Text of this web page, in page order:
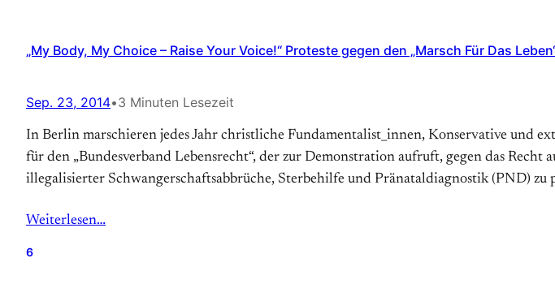
„My Body, My Choice – Raise Your Voice!“ Proteste gegen den „Marsch Für Das
Sep. 23, 2014•3 Minuten Lesezeit
In Berlin marschieren jedes Jahr christ­li­che Fun­da­men­ta­list_innen, Konservative und
für den „Bun­des­ver­band Le­bens­recht“, der zur De­mon­stra­tion auf­ruft, ge­gen das
illegalisierter Schwangerschaftsabbrüche, Sterbehilfe und Prä­natal­diag­no­stik (PND) zu
Weiterlesen…
6